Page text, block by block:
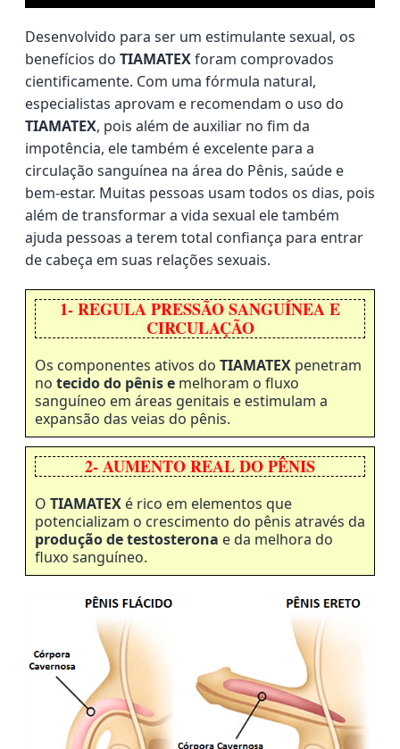
Desenvolvido para ser um estimulante sexual, os
benefícios do TIAMATEXforam comprovados
cientificamente. Com uma fórmula natural,
especialistas aprovam e recomendam o uso do
TIAMATEX, pois além de auxiliar no fim da
impotência, ele também é excelente para a
circulação sanguínea na área do Pênis, saúde e
bem-estar. Muitas pessoas usam todos os dias, pois
além de transformar a vida sexual ele também
ajuda pessoas a terem total confiança para entrar
de cabeça em suas relações sexuais.
1- REGULA PRESSÃO SANGUÍNEA E
CIRCULAÇÃO
Os componentes ativos do TIAMATEX penetram
no tecido do pênis e melhoram o fluxo
sanguíneo em áreas genitais e estimulam a
expansão das veias do pênis.
2- AUMENTO REAL DO PÊNIS
O TIAMATEX é rico em elementos que
potencializam o crescimento do pênis através da
produção de testosterona e da melhora do
fluxo sanguíneo.